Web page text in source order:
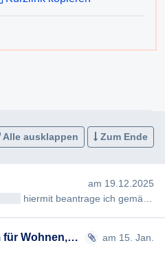
Alle ausklappen Zum Ende
am 19.12.2025
hiermit beantrage ich gemäß § 7ff Informationsfreiheitsgesetz (IFG) die Erteilung fo…
Bundesministerium für Wohnen, Kunst, Kultur, Medien und Sport
am 15. Jan.